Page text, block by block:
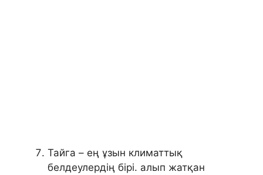
Тайга – ең ұзын климаттық
белдеулердің бірі. алып жатқан